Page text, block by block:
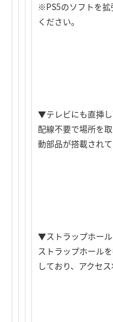
※PS5のソフトを拡
ください。
▼テレビにも直挿
配線不要で場所を
動部品が搭載され
▼ストラップホー
ストラップホール
しており、アクセ